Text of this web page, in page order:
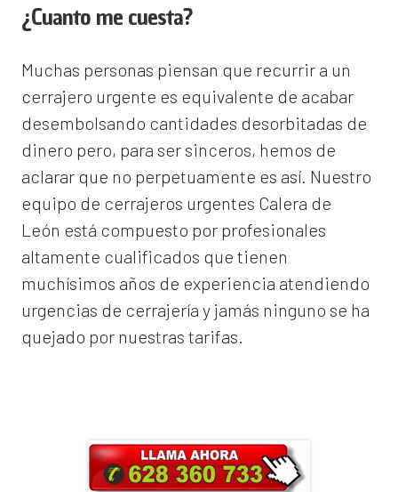
¿Cuanto me cuesta?
Muchas personas piensan que recurrir a un
cerrajero urgente es equivalente de acabar
desembolsando cantidades desorbitadas de
dinero pero, para ser sinceros, hemos de
aclarar que no perpetuamente es así. Nuestro
equipo de cerrajeros urgentes Calera de
León está compuesto por profesionales
altamente cualificados que tienen
muchísimos años de experiencia atendiendo
urgencias de cerrajería y jamás ninguno se ha
quejado por nuestras tarifas.